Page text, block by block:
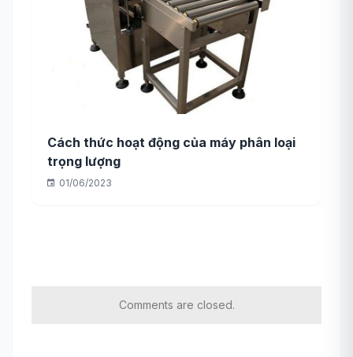
Cách thức hoạt động của máy phân loại
trọng lượng
01/06/2023
Comments are closed.